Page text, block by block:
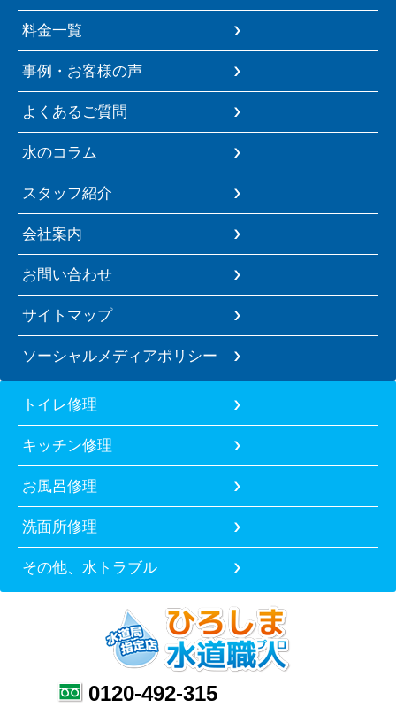
料金一覧
事例・お客様の声
よくあるご質問
水のコラム
スタッフ紹介
会社案内
お問い合わせ
サイトマップ
ソーシャルメディアポリシー
トイレ修理
キッチン修理
お風呂修理
洗面所修理
その他、水トラブル
0120-492-315